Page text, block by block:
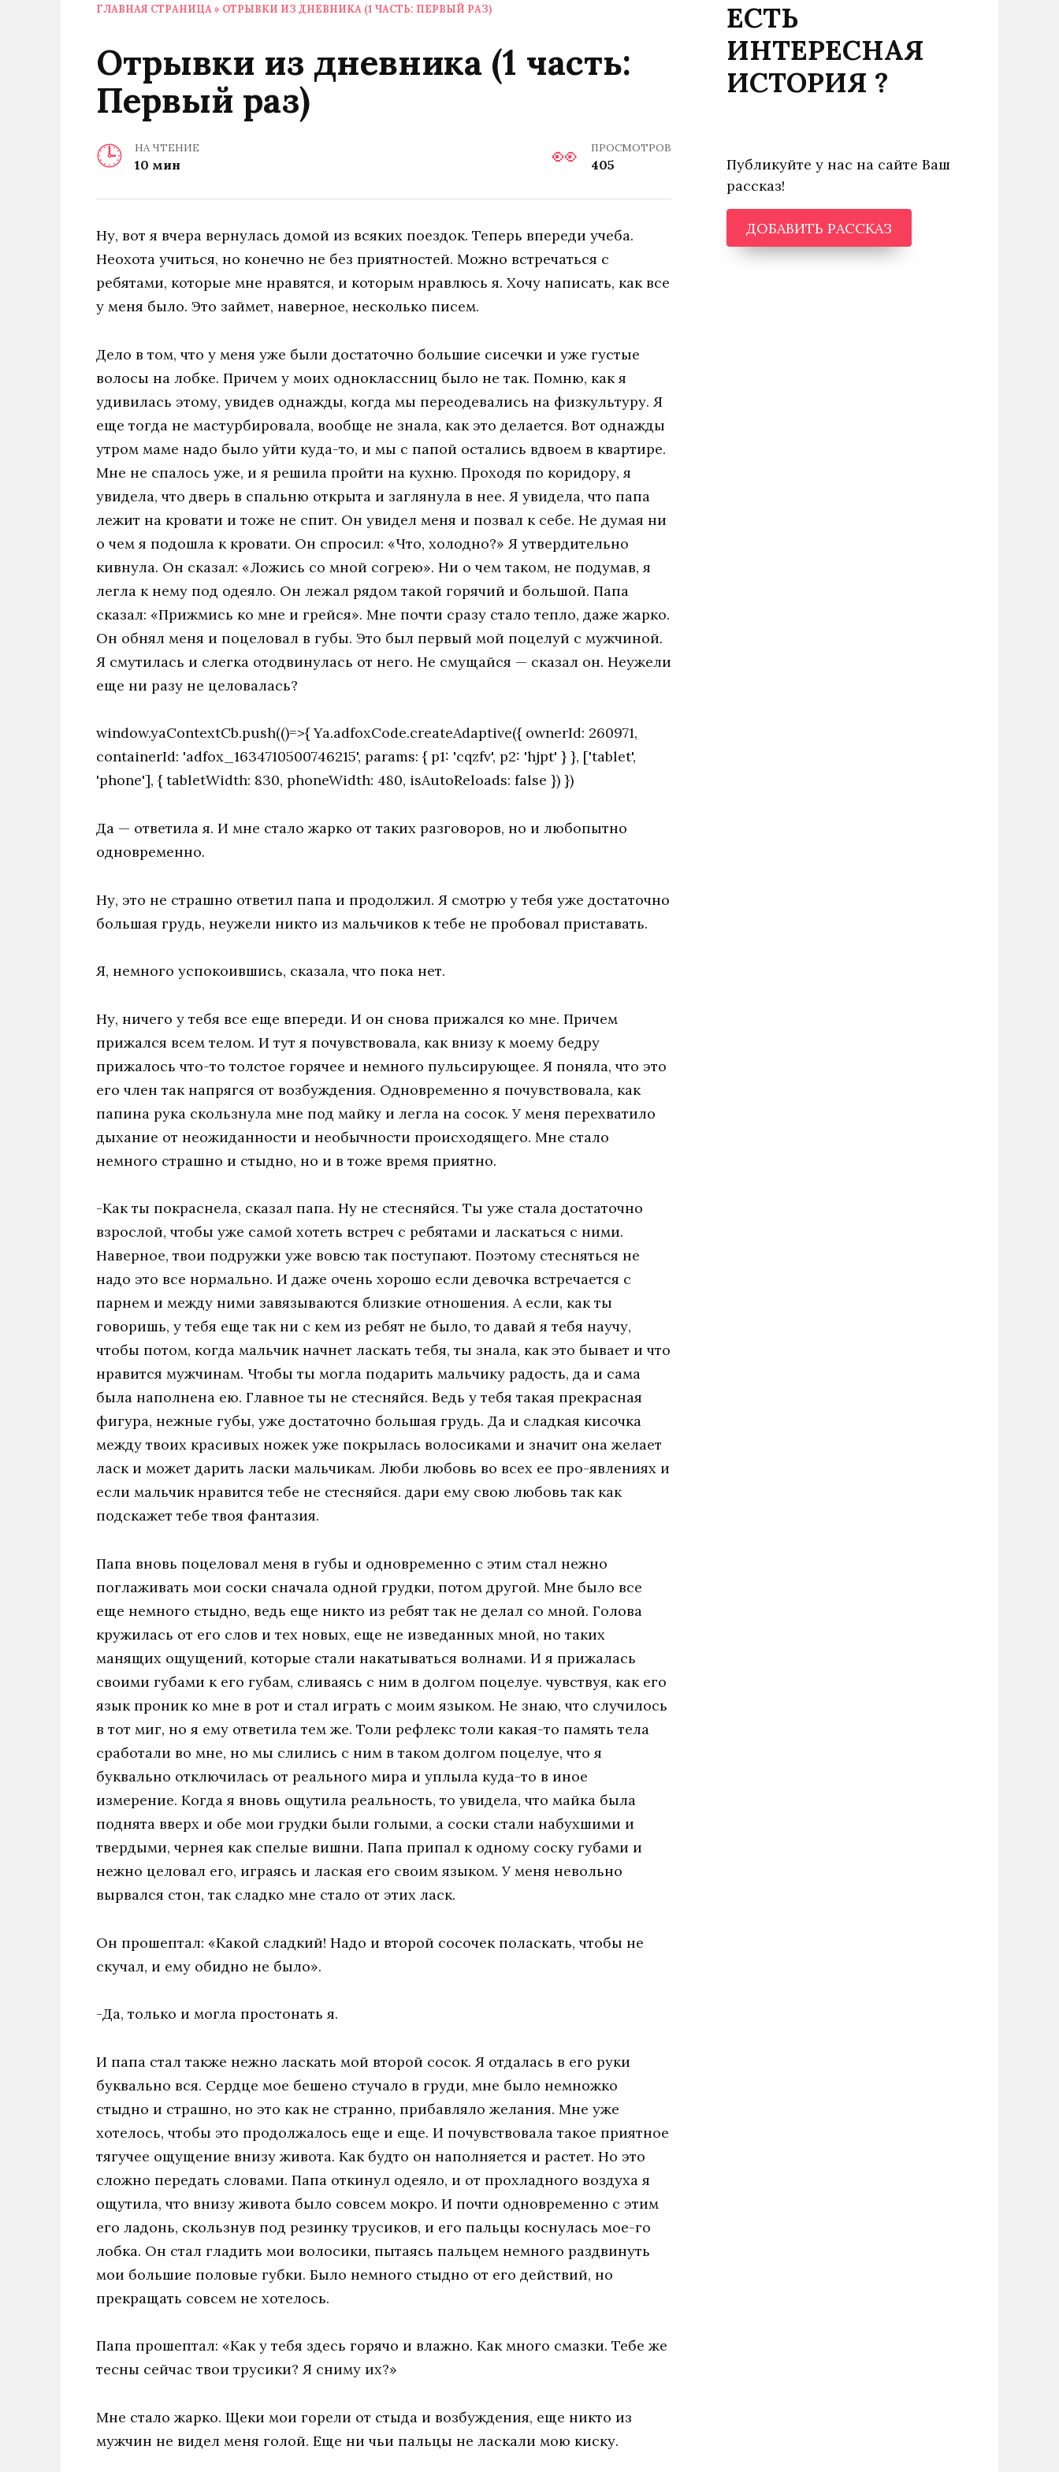
ГЛАВНАЯ СТРАНИЦА » ОТРЫВКИ ИЗ ДНЕВНИКА (1 ЧАСТЬ: ПЕРВЫЙ РАЗ)
Отрывки из дневника (1 часть:
Первый раз)
НА ЧТЕНИЕ
10 мин
ПРОСМОТРОВ
405
Ну, вот я вчера вернулась домой из всяких поездок. Теперь впереди учеба.
Неохота учиться, но конечно не без приятностей. Можно встречаться с
ребятами, которые мне нравятся, и которым нравлюсь я. Хочу написать, как все
у меня было. Это займет, наверное, несколько писем.
Дело в том, что у меня уже были достаточно большие сисечки и уже густые
волосы на лобке. Причем у моих одноклассниц было не так. Помню, как я
удивилась этому, увидев однажды, когда мы переодевались на физкультуру. Я
еще тогда не мастурбировала, вообще не знала, как это делается. Вот однажды
утром маме надо было уйти куда-то, и мы с папой остались вдвоем в квартире.
Мне не спалось уже, и я решила пройти на кухню. Проходя по коридору, я
увидела, что дверь в спальню открыта и заглянула в нее. Я увидела, что папа
лежит на кровати и тоже не спит. Он увидел меня и позвал к себе. Не думая ни
о чем я подошла к кровати. Он спросил: «Что, холодно?» Я утвердительно
кивнула. Он сказал: «Ложись со мной согрею». Ни о чем таком, не подумав, я
легла к нему под одеяло. Он лежал рядом такой горячий и большой. Папа
сказал: «Прижмись ко мне и грейся». Мне почти сразу стало тепло, даже жарко.
Он обнял меня и поцеловал в губы. Это был первый мой поцелуй с мужчиной.
Я смутилась и слегка отодвинулась от него. Не смущайся — сказал он. Неужели
еще ни разу не целовалась?
window.yaContextCb.push(()=>{ Ya.adfoxCode.createAdaptive({ ownerId: 260971,
containerId: 'adfox_1634710500746215', params: { p1: 'cqzfv', p2: 'hjpt' } }, ['tablet',
'phone'], { tabletWidth: 830, phoneWidth: 480, isAutoReloads: false }) })
Да — ответила я. И мне стало жарко от таких разговоров, но и любопытно
одновременно.
Ну, это не страшно ответил папа и продолжил. Я смотрю у тебя уже достаточно
большая грудь, неужели никто из мальчиков к тебе не пробовал приставать.
Я, немного успокоившись, сказала, что пока нет.
Ну, ничего у тебя все еще впереди. И он снова прижался ко мне. Причем
прижался всем телом. И тут я почувствовала, как внизу к моему бедру
прижалось что-то толстое горячее и немного пульсирующее. Я поняла, что это
его член так напрягся от возбуждения. Одновременно я почувствовала, как
папина рука скользнула мне под майку и легла на сосок. У меня перехватило
дыхание от неожиданности и необычности происходящего. Мне стало
немного страшно и стыдно, но и в тоже время приятно.
-Как ты покраснела, сказал папа. Ну не стесняйся. Ты уже стала достаточно
взрослой, чтобы уже самой хотеть встреч с ребятами и ласкаться с ними.
Наверное, твои подружки уже вовсю так поступают. Поэтому стесняться не
надо это все нормально. И даже очень хорошо если девочка встречается с
парнем и между ними завязываются близкие отношения. А если, как ты
говоришь, у тебя еще так ни с кем из ребят не было, то давай я тебя научу,
чтобы потом, когда мальчик начнет ласкать тебя, ты знала, как это бывает и что
нравится мужчинам. Чтобы ты могла подарить мальчику радость, да и сама
была наполнена ею. Главное ты не стесняйся. Ведь у тебя такая прекрасная
фигура, нежные губы, уже достаточно большая грудь. Да и сладкая кисочка
между твоих красивых ножек уже покрылась волосиками и значит она желает
ласк и может дарить ласки мальчикам. Люби любовь во всех ее про-явлениях и
если мальчик нравится тебе не стесняйся. дари ему свою любовь так как
подскажет тебе твоя фантазия.
Папа вновь поцеловал меня в губы и одновременно с этим стал нежно
поглаживать мои соски сначала одной грудки, потом другой. Мне было все
еще немного стыдно, ведь еще никто из ребят так не делал со мной. Голова
кружилась от его слов и тех новых, еще не изведанных мной, но таких
манящих ощущений, которые стали накатываться волнами. И я прижалась
своими губами к его губам, сливаясь с ним в долгом поцелуе. чувствуя, как его
язык проник ко мне в рот и стал играть с моим языком. Не знаю, что случилось
в тот миг, но я ему ответила тем же. Толи рефлекс толи какая-то память тела
сработали во мне, но мы слились с ним в таком долгом поцелуе, что я
буквально отключилась от реального мира и уплыла куда-то в иное
измерение. Когда я вновь ощутила реальность, то увидела, что майка была
поднята вверх и обе мои грудки были голыми, а соски стали набухшими и
твердыми, чернея как спелые вишни. Папа припал к одному соску губами и
нежно целовал его, играясь и лаская его своим языком. У меня невольно
вырвался стон, так сладко мне стало от этих ласк.
Он прошептал: «Какой сладкий! Надо и второй сосочек поласкать, чтобы не
скучал, и ему обидно не было».
-Да, только и могла простонать я.
И папа стал также нежно ласкать мой второй сосок. Я отдалась в его руки
буквально вся. Сердце мое бешено стучало в груди, мне было немножко
стыдно и страшно, но это как не странно, прибавляло желания. Мне уже
хотелось, чтобы это продолжалось еще и еще. И почувствовала такое приятное
тягучее ощущение внизу живота. Как будто он наполняется и растет. Но это
сложно передать словами. Папа откинул одеяло, и от прохладного воздуха я
ощутила, что внизу живота было совсем мокро. И почти одновременно с этим
его ладонь, скользнув под резинку трусиков, и его пальцы коснулась мое-го
лобка. Он стал гладить мои волосики, пытаясь пальцем немного раздвинуть
мои большие половые губки. Было немного стыдно от его действий, но
прекращать совсем не хотелось.
Папа прошептал: «Как у тебя здесь горячо и влажно. Как много смазки. Тебе же
тесны сейчас твои трусики? Я сниму их?»
Мне стало жарко. Щеки мои горели от стыда и возбуждения, еще никто из
мужчин не видел меня голой. Еще ни чьи пальцы не ласкали мою киску.
ЕСТЬ
ИНТЕРЕСНАЯ
ИСТОРИЯ ?
Публикуйте у нас на сайте Ваш
рассказ!
ДОБАВИТЬ РАССКАЗ